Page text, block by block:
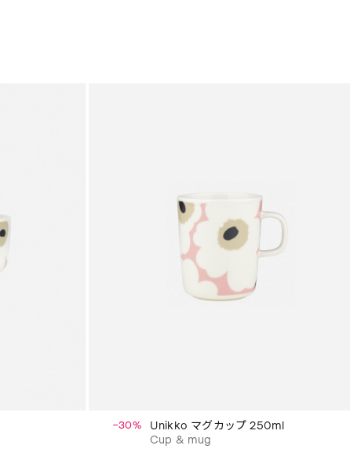
−30%
Unikko マグカップ 250ml
Cup & mug